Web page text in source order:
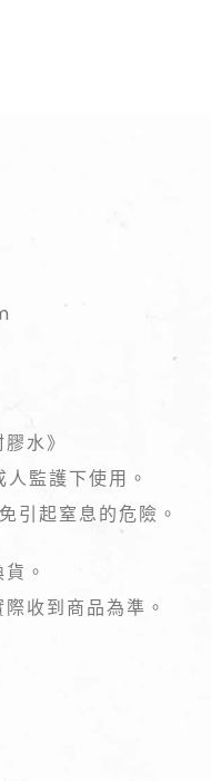
水》
監護下使用。
引起窒息的危險。
。
收到商品為準。